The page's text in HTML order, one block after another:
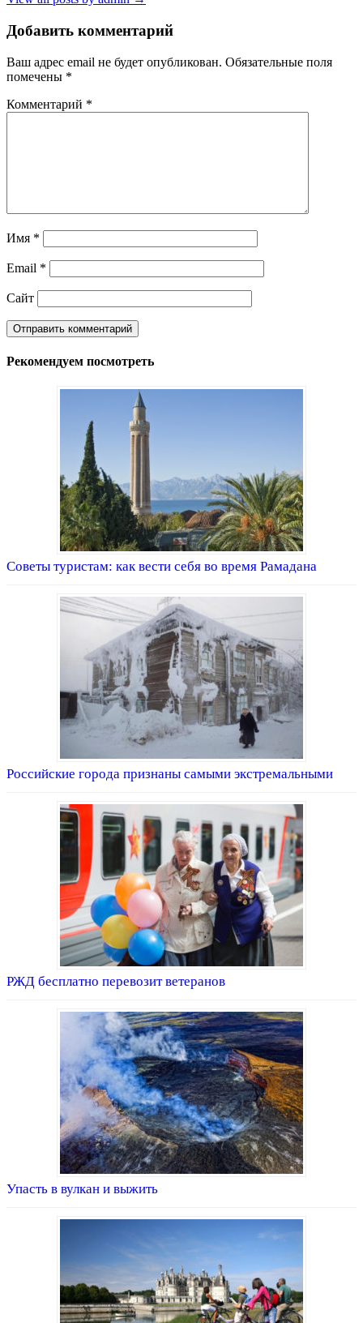
Добавить комментарий
Ваш адрес email не будет опубликован. Обязательные поля
помечены *
Комментарий *
Имя *
Email *
Сайт
Рекомендуем посмотреть
Советы туристам: как вести себя во время Рамадана
Российские города признаны самыми экстремальными
РЖД бесплатно перевозит ветеранов
Упасть в вулкан и выжить